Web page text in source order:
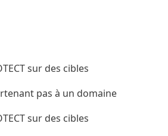
sur des cibles
pas à un domaine
sur des cibles